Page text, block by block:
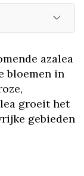
azalea
bloemen in
groeit het
gebieden